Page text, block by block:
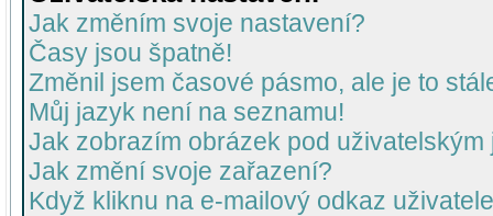
Jak změním svoje nastavení?
Časy jsou špatně!
Změnil jsem časové pásmo, ale je to
Můj jazyk není na seznamu!
Jak zobrazím obrázek pod uživatelským
Jak změní svoje zařazení?
Když kliknu na e-mailový odkaz